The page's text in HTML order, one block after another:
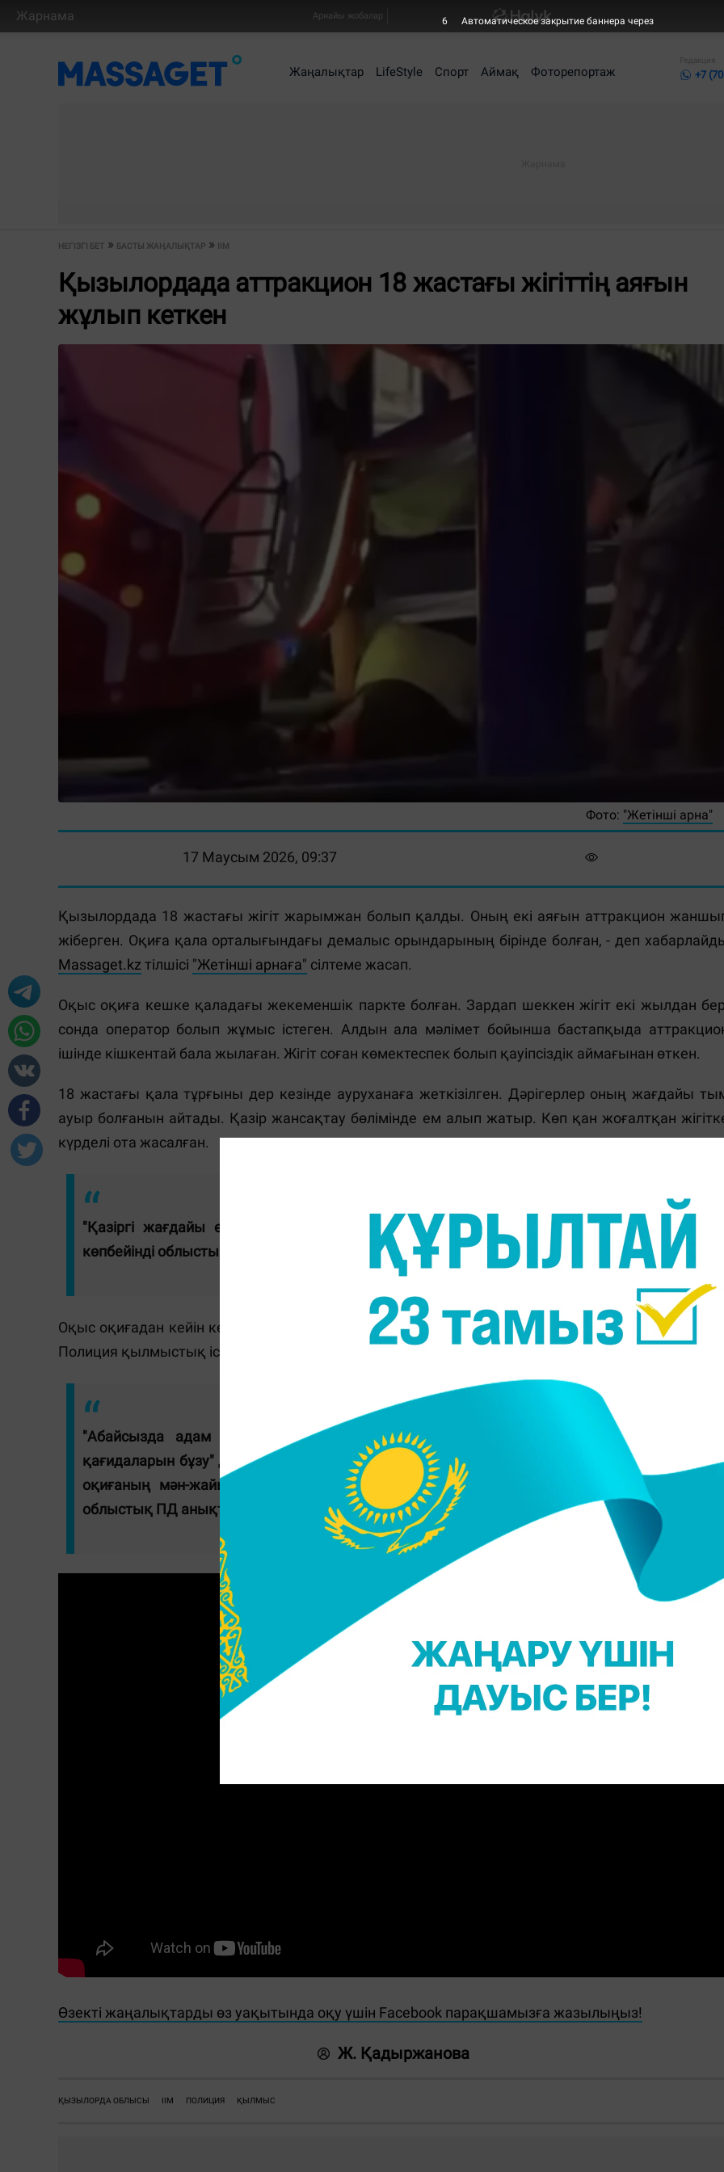
Жарнама Арнайы жобалар
Жаңалықтар LifeStyle Спорт Аймақ Фоторепортаж
Редакция
+7
НЕГІЗГІ БЕТ БАСТЫ ЖАҢАЛЫҚТАР ІІМ
Қызылордада аттракцион 18 жастағы жігіттің аяғын
жұлып кеткен
Фото: "Жетінші арна"
17 Маусым 2026, 09:37
Қызылордада 18 жастағы жігіт жарымжан болып қалды. Оның екі аяғын аттракцион
жіберген. Оқиға қала орталығындағы демалыс орындарының бірінде болған, - деп
Massaget.kzтілшісі "Жетінші арнаға" сілтеме жасап.
Оқыс оқиға кешке қаладағы жекеменшік паркте болған. Зардап шеккен жігіт екі жылдан
сонда оператор болып жұмыс істеген. Алдын ала мәлімет бойынша бастапқыда
ішінде кішкентай бала жылаған. Жігіт соған көмектеспек болып қауіпсіздік аймағынан өткен.
18 жастағы қала тұрғыны дер кезінде ауруханаға жеткізілген. Дәрігерлер оның жағдайы
ауыр болғанын айтады. Қазір жансақтау бөлімінде ем алып жатыр. Көп қан жоғалтқан
күрделі ота жасалған.
"Қазіргі жағдайы өте ауыр. Жансақтау бөлімінде қарқынды ем алып жатыр", - деді
көпбейінді облыстық аурухананың бас дәрігері Жасұлан Баймаханов.
Оқыс оқиғадан кейін кешеннің аттракциондар орналасқан бөлігі жұмысын уақытша тоқтатқан.
Полиция қылмыстық іс қозғаған.
"Абайсызда адам денсаулығына ауыр зиян келтіруге әкеп соққан еңбекті қорғау
қағидаларын бұзу" дерегі бойынша қылмыстық іс қозғалды. Қазір осы іс аясында болған
оқиғаның мән-жайын толық анықтауға бағытталған тергеу жүргізіліп жатыр", - деді
облыстық ПД анықтау басқармасының бастығы Әділ Анарбаев.
Өзекті жаңалықтарды өз уақытында оқу үшін Facebook парақшамызға жазылыңыз!
Ж. Қадыржанова
ҚЫЗЫЛОРДА ОБЛЫСЫ ІІМ ПОЛИЦИЯ ҚЫЛМЫС
6 Автоматическое закрытие баннера через